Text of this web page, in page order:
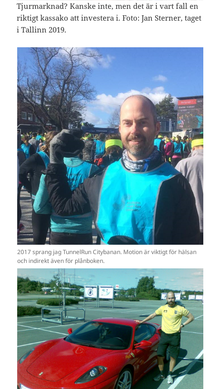
Tjurmarknad? Kanske inte, men det är i vart fall en
riktigt kassako att investera i. Foto: Jan Sterner, taget
i Tallinn 2019.
2017 sprang jag TunnelRun Citybanan. Motion är viktigt för hälsan
och indirekt även för plånboken.